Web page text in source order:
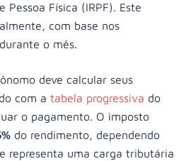
Pessoa Física (IRPF). Este
com base nos
o mês.
deve calcular seus
com a tabela progressiva do
o pagamento. O imposto
do rendimento, dependendo
representa uma carga tributária